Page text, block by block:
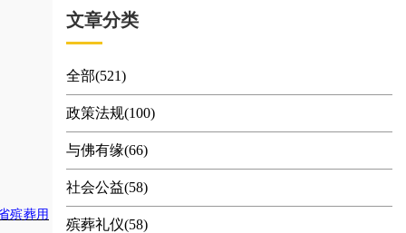
殡葬用
文章分类
全部(521)
政策法规(100)
与佛有缘(66)
社会公益(58)
殡葬礼仪(58)